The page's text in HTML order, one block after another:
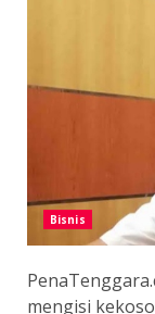
Bisnis
mengisi